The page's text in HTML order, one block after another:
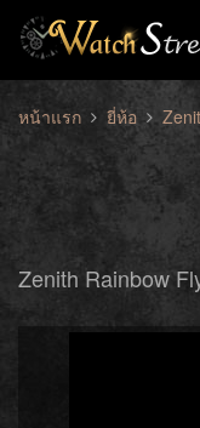
หน้าแรก ยี่ห้อ
Zenith Rainbow